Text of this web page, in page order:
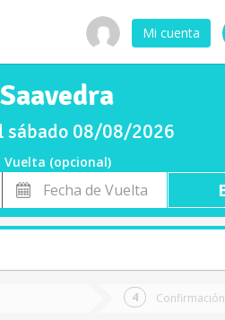
Mi cuenta
sábado 08/08/2026
Vuelta (opcional)
Fecha
de
Vuelta
Confirmación